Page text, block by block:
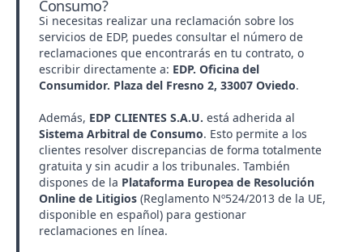
Consumo?
Si necesitas realizar una reclamación sobre los
servicios de EDP, puedes consultar el número de
reclamaciones que encontrarás en tu contrato, o
escribir directamente a: EDP. Oficina del
Consumidor. Plaza del Fresno 2, 33007 Oviedo.
Además, EDP CLIENTES S.A.U. está adherida al
Sistema Arbitral de Consumo. Esto permite a los
clientes resolver discrepancias de forma totalmente
gratuita y sin acudir a los tribunales. También
dispones de la Plataforma Europea de Resolución
Online de Litigios (Reglamento Nº524/2013 de la UE,
disponible en español) para gestionar
reclamaciones en línea.